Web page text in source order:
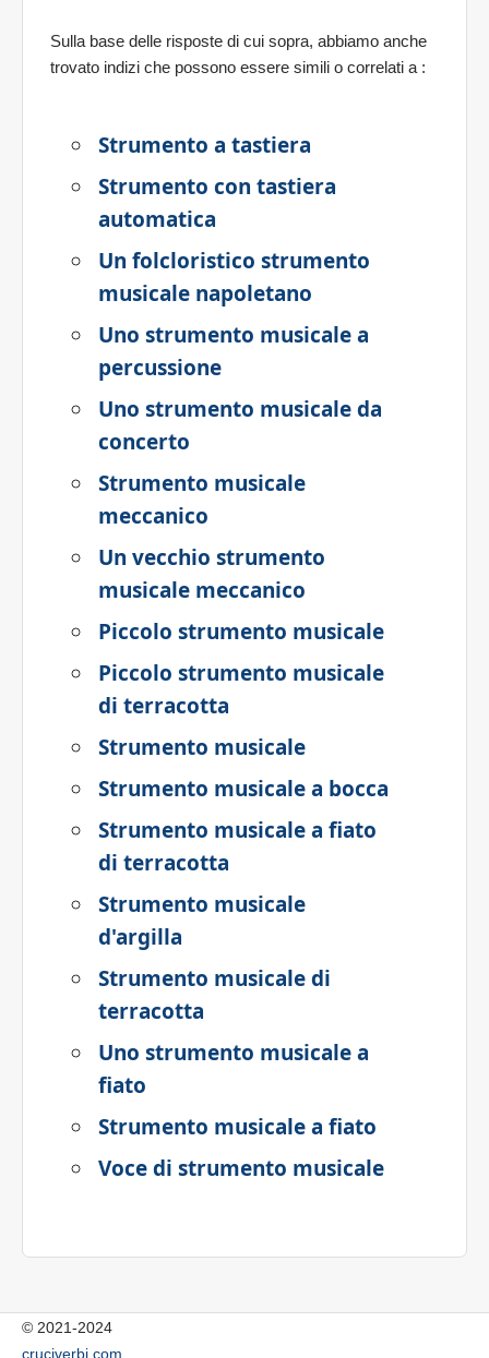
Sulla base delle risposte di cui sopra, abbiamo anche
trovato indizi che possono essere simili o correlati a :
Strumento a tastiera
Strumento con tastiera
automatica
Un folcloristico strumento
musicale napoletano
Uno strumento musicale a
percussione
Uno strumento musicale da
concerto
Strumento musicale
meccanico
Un vecchio strumento
musicale meccanico
Piccolo strumento musicale
Piccolo strumento musicale
di terracotta
Strumento musicale
Strumento musicale a bocca
Strumento musicale a fiato
di terracotta
Strumento musicale
d'argilla
Strumento musicale di
terracotta
Uno strumento musicale a
fiato
Strumento musicale a fiato
Voce di strumento musicale
© 2021-2024
cruciverbi.com